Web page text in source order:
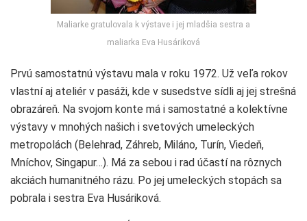
Maliarke gratulovala k výstave i jej mladšia sestra a
maliarka Eva Husáriková
Prvú samostatnú výstavu mala v roku 1972. Už veľa rokov
vlastní aj ateliér v pasáži, kde v susedstve sídli aj jej strešná
obrazáreň. Na svojom konte má i samostatné a kolektívne
výstavy v mnohých našich i svetových umeleckých
metropolách (Belehrad, Záhreb, Miláno, Turín, Viedeň,
Mníchov, Singapur…). Má za sebou i rad účastí na rôznych
akciách humanitného rázu. Po jej umeleckých stopách sa
pobrala i sestra Eva Husáriková.